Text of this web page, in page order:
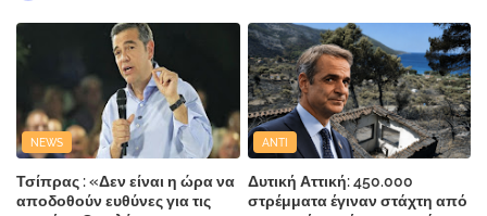
NEWS
Τσίπρας : «Δεν είναι η ώρα να
αποδοθούν ευθύνες για τις
ANTI
Δυτική Αττική: 450.000
στρέμματα έγιναν στάχτη από